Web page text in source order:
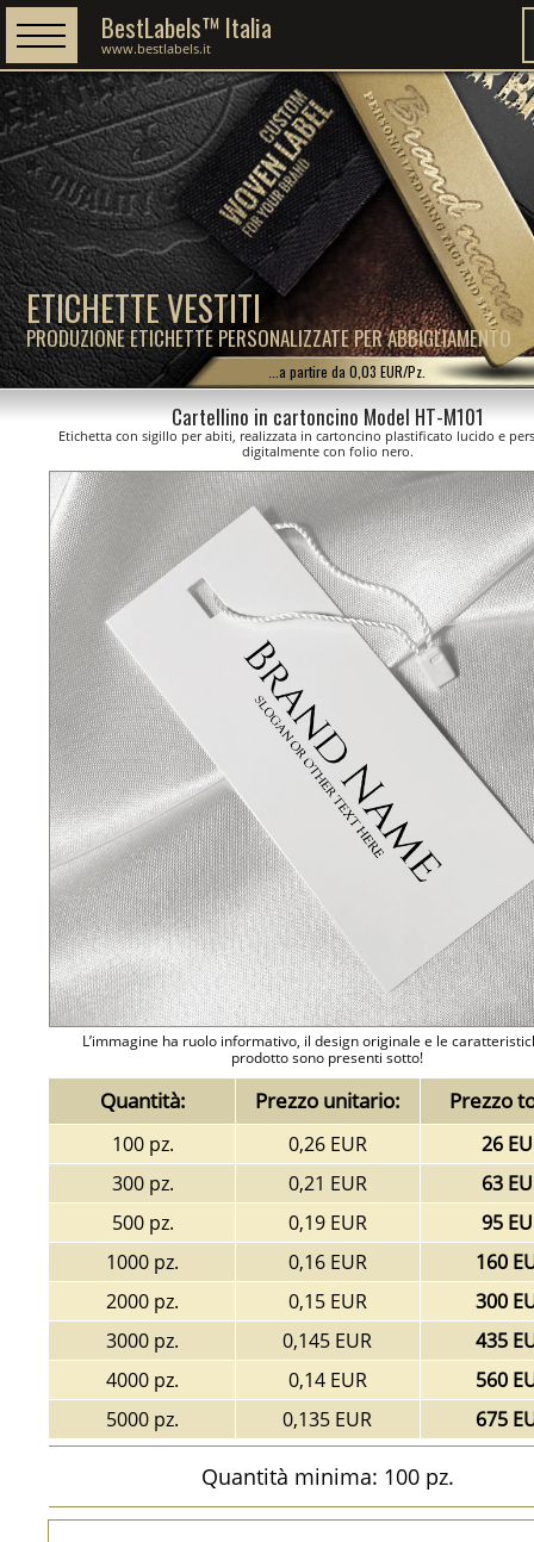
ETICHETTE VESTITI
PRODUZIONE ETICHETTE PERSONALIZZATE PER ABBIGLIAMENTO
BestLabels™ Italia
www.bestlabels.it
...a partire da 0,03 EUR/Pz.
Cartellino in cartoncino Model HT-M101
Etichetta con sigillo per abiti, realizzata in cartoncino plastificato lucido e
digitalmente con folio nero.
L’immagine ha ruolo informativo, il design originale e le
prodotto sono presenti sotto!
Quantità: Prezzo unitario: Prezzo
100 pz. 0,26 EUR
26
300 pz.
0,21 EUR
63
500 pz.
0,19 EUR
95
1000 pz.
0,16 EUR
160
2000 pz.
0,15 EUR
300
3000 pz.
0,145 EUR
435
4000 pz.
0,14 EUR
560
5000 pz.
0,135 EUR 675
Quantità minima: 100 pz.